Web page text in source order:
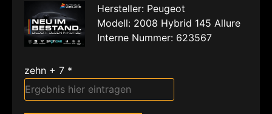
Hersteller: Peugeot
Modell: 2008 Hybrid 145 Allure
Interne Nummer: 623567
zehn + 7 *